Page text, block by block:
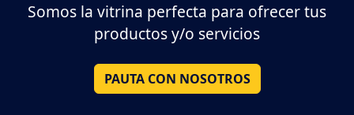
Somos la vitrina perfecta para ofrecer tus
productos y/o servicios
PAUTA CON NOSOTROS